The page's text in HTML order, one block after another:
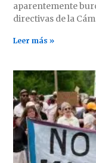
aparentemente
directivas de la
Leer más »